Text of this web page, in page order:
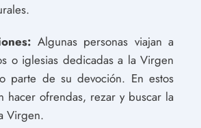
Algunas personas viajan a
o iglesias dedicadas a la Virgen
parte de su devoción. En estos
hacer ofrendas, rezar y buscar la
Virgen.